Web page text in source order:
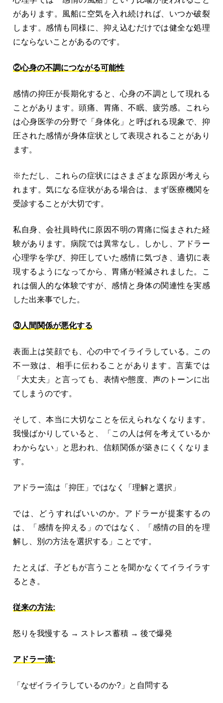
があります。風船に空気を入れ続ければ、いつか破裂
します。感情も同様に、抑え込むだけでは健全な処理
にならないことがあるのです。
②心身の不調につながる可能性
感情の抑圧が長期化すると、心身の不調として現れる
ことがあります。頭痛、胃痛、不眠、疲労感。これら
は心身医学の分野で「身体化」と呼ばれる現象で、抑
圧された感情が身体症状として表現されることがあり
ます。
※ただし、これらの症状にはさまざまな原因が考えら
れます。気になる症状がある場合は、まず医療機関を
受診することが大切です。
私自身、会社員時代に原因不明の胃痛に悩まされた経
験があります。病院では異常なし。しかし、アドラー
心理学を学び、抑圧していた感情に気づき、適切に表
現するようになってから、胃痛が軽減されました。こ
れは個人的な体験ですが、感情と身体の関連性を実感
した出来事でした。
③人間関係が悪化する
表面上は笑顔でも、心の中でイライラしている。この
不一致は、相手に伝わることがあります。言葉では
「大丈夫」と言っても、表情や態度、声のトーンに出
てしまうのです。
そして、本当に大切なことを伝えられなくなります。
我慢ばかりしていると、「この人は何を考えているか
わからない」と思われ、信頼関係が築きにくくなりま
す。
アドラー流は「抑圧」ではなく「理解と選択」
では、どうすればいいのか。アドラーが提案するの
は、「感情を抑える」のではなく、「感情の目的を理
解し、別の方法を選択する」ことです。
たとえば、子どもが言うことを聞かなくてイライラす
るとき。
従来の方法:
怒りを我慢する → ストレス蓄積 → 後で爆発
アドラー流:
「なぜイライラしているのか?」と自問する